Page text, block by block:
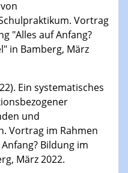
Vortrag
"Alles auf Anfang?
in Bamberg, März
Ein systematisches
und
Vortrag im Rahmen
Bildung im
März 2022.